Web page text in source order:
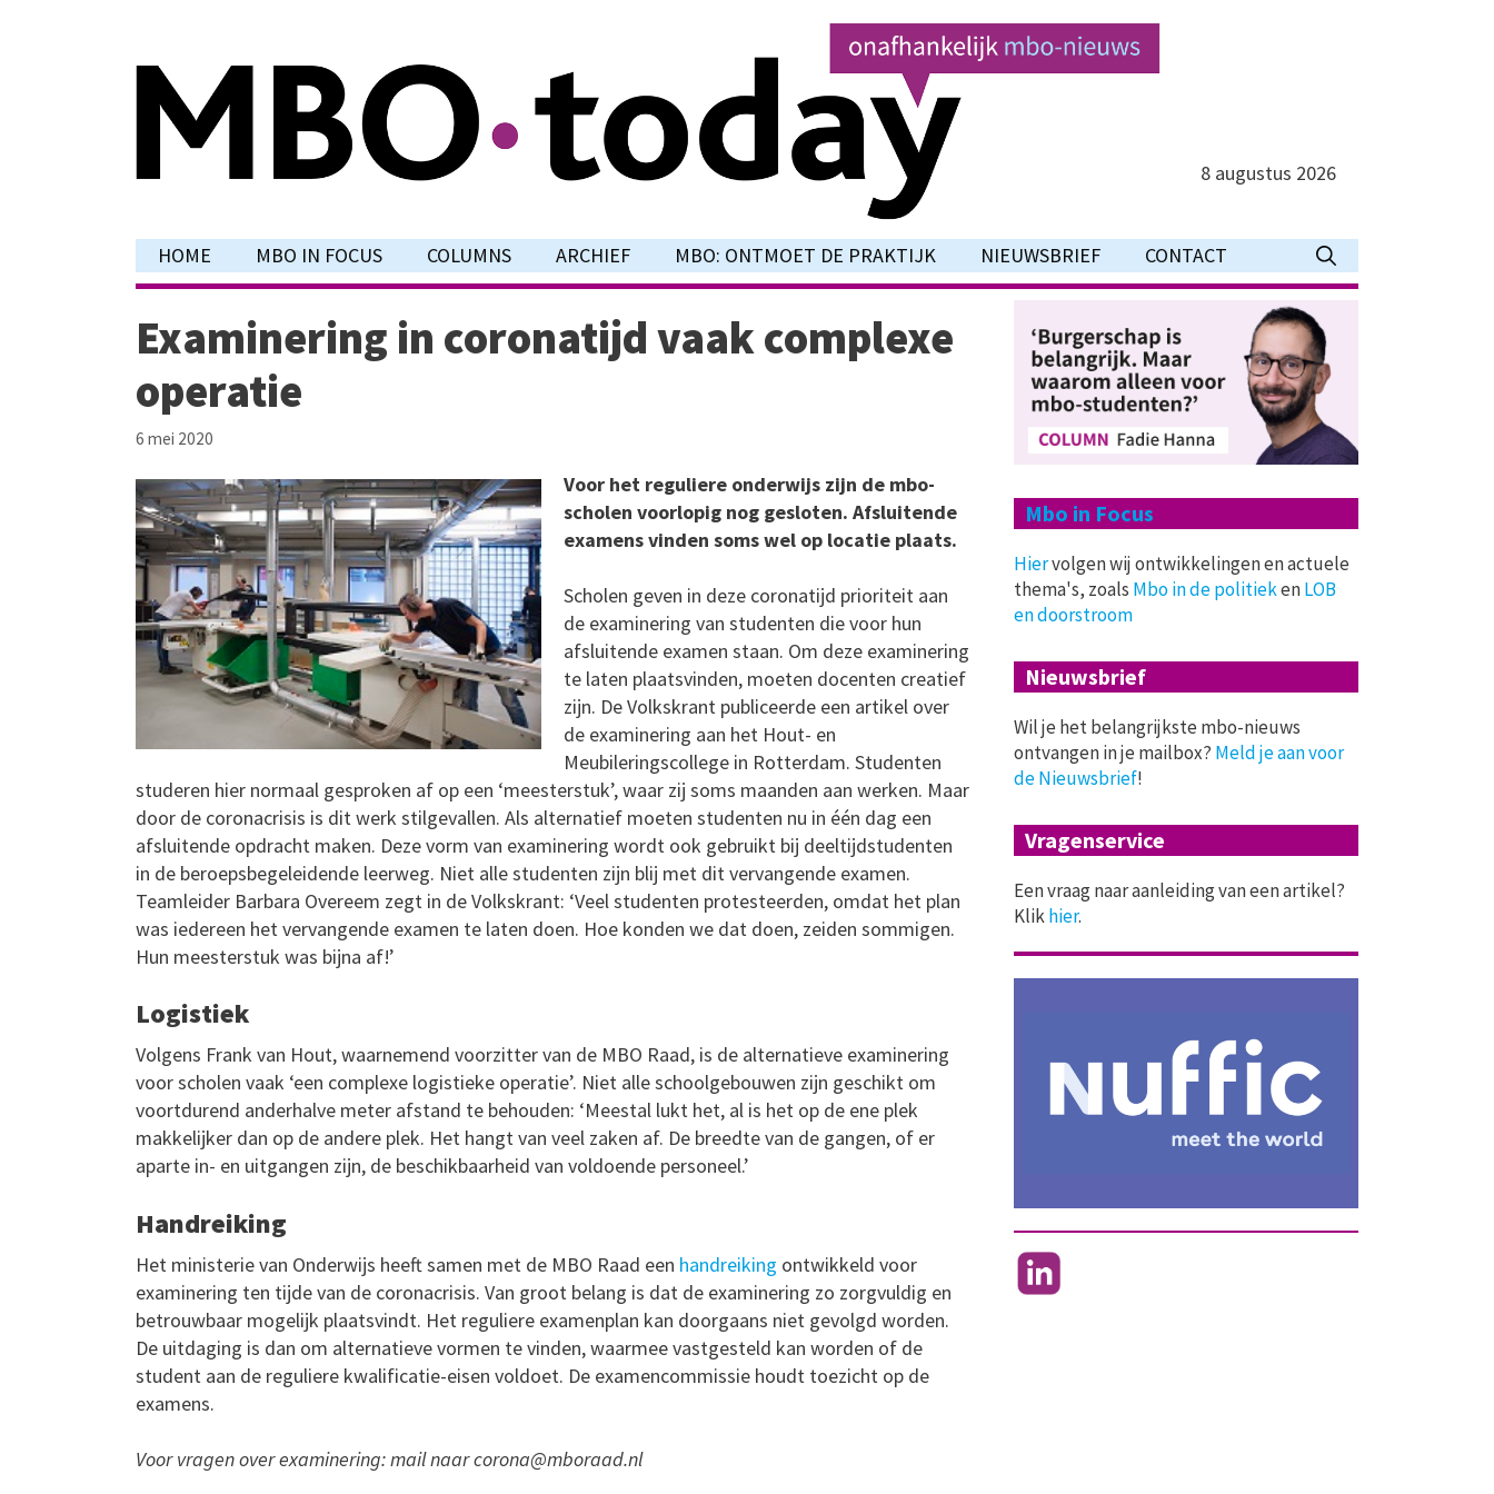
8 augustus 2026
HOME MBO IN FOCUS COLUMNS ARCHIEF MBO: ONTMOET DE PRAKTIJK NIEUWSBRIEF CONTACT
Examinering in coronatijd vaak complexe
operatie
6 mei 2020
Voor het reguliere onderwijs zijn de mbo-
scholen voorlopig nog gesloten. Afsluitende
examens vinden soms wel op locatie plaats.
Scholen geven in deze coronatijd prioriteit aan
de examinering van studenten die voor hun
afsluitende examen staan. Om deze examinering
te laten plaatsvinden, moeten docenten creatief
zijn. De Volkskrant publiceerde een artikel over
de examinering aan het Hout- en
Meubileringscollege in Rotterdam. Studenten
studeren hier normaal gesproken af op een ‘meesterstuk’, waar zij soms maanden aan werken. Maar
door de coronacrisis is dit werk stilgevallen. Als alternatief moeten studenten nu in één dag een
afsluitende opdracht maken. Deze vorm van examinering wordt ook gebruikt bij deeltijdstudenten
in de beroepsbegeleidende leerweg. Niet alle studenten zijn blij met dit vervangende examen.
Teamleider Barbara Overeem zegt in de Volkskrant: ‘Veel studenten protesteerden, omdat het plan
was iedereen het vervangende examen te laten doen. Hoe konden we dat doen, zeiden sommigen.
Hun meesterstuk was bijna af!’
Logistiek
Volgens Frank van Hout, waarnemend voorzitter van de MBO Raad, is de alternatieve examinering
voor scholen vaak ‘een complexe logistieke operatie’. Niet alle schoolgebouwen zijn geschikt om
voortdurend anderhalve meter afstand te behouden: ‘Meestal lukt het, al is het op de ene plek
makkelijker dan op de andere plek. Het hangt van veel zaken af. De breedte van de gangen, of er
aparte in- en uitgangen zijn, de beschikbaarheid van voldoende personeel.’
Handreiking
Het ministerie van Onderwijs heeft samen met de MBO Raad een handreiking ontwikkeld voor
examinering ten tijde van de coronacrisis. Van groot belang is dat de examinering zo zorgvuldig en
betrouwbaar mogelijk plaatsvindt. Het reguliere examenplan kan doorgaans niet gevolgd worden.
De uitdaging is dan om alternatieve vormen te vinden, waarmee vastgesteld kan worden of de
student aan de reguliere kwalificatie-eisen voldoet. De examencommissie houdt toezicht op de
examens.
Voor vragen over examinering: mail naar corona@mboraad.nl
Mbo in Focus
Hiervolgen wij ontwikkelingen en actuele
thema's, zoals Mbo in de politiekenLOB
en doorstroom
Nieuwsbrief
Wil je het belangrijkste mbo-nieuws
ontvangen in je mailbox? Meld je aan voor
de Nieuwsbrief!
Vragenservice
Een vraag naar aanleiding van een artikel?
Klikhier.